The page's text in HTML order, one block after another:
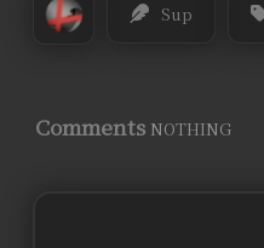
Sup
Comments NOTHING